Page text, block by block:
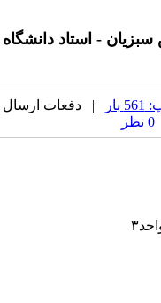
- استاد دانشگاه
| دفعات ارسال